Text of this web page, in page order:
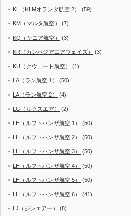
KL（KLMオランダ航空 2） (59)
KM（マルタ航空） (7)
KQ（ケニア航空） (3)
KR（カンボジアエアウェイズ） (3)
KU（クウェート航空） (1)
LA（ラン航空 1） (50)
LA（ラン航空 2） (4)
LG（ルクスエア） (2)
LH（ルフトハンザ航空 1） (50)
LH（ルフトハンザ航空 2） (50)
LH（ルフトハンザ航空 3） (50)
LH（ルフトハンザ航空 4） (50)
LH（ルフトハンザ航空 5） (50)
LH（ルフトハンザ航空 6） (41)
LJ（ジンエアー） (8)